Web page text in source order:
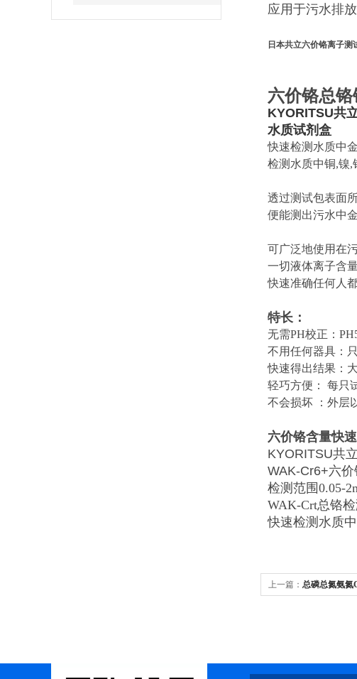
么？
应用于污水排
日本共立六价铬离子测
六价铬总
KYORITSU共
水质试剂盒
快速检测水质中
检测水质中铜,镍,
透过测试包表面
便能测出污水中
可广泛地使用在
一切液体离子含
快速准确任何人
​特长：
无需PH校正：
不用任何器具：
快速得出结果：
轻巧方便： 每只
不会损坏 ：外层
六价铬含量快
KYORITSU共立
WAK-Cr6+六价
检测范围0.05-
WAK-Crt总铬
快速检测水质
上一篇： 总磷总氮氨氮